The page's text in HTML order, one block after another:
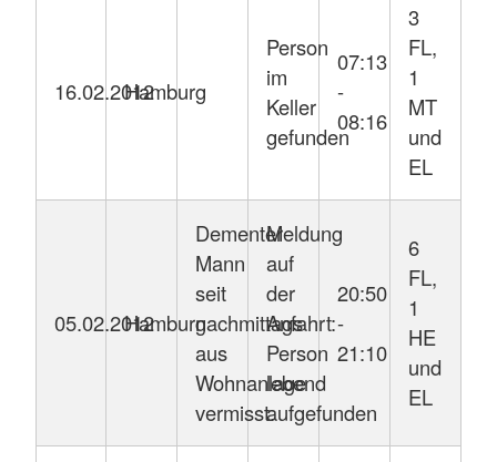
16.02.2012Hamburg
Person
im
Keller
gefunden
07:13
-
08:16
3
FL,
1
MT
und
EL
05.02.2012Hamburg
Dementer
Mann
seit
nachmittags
aus
Wohnanlage
vermisst.
Meldung
auf
der
Anfahrt:
Person
lebend
aufgefunden
20:50
-
21:10
6
FL,
1
HE
und
EL